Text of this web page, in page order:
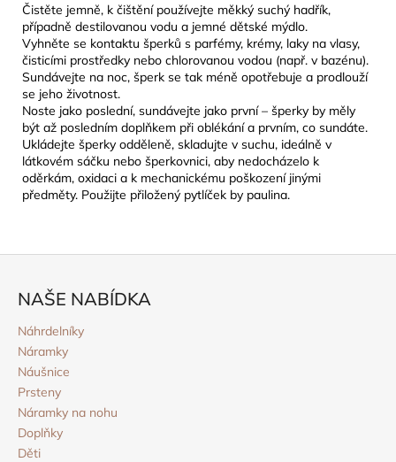
Čistěte jemně, k čištění používejte měkký suchý hadřík,
případně destilovanou vodu a jemné dětské mýdlo.
Vyhněte se kontaktu šperků s parfémy, krémy, laky na vlasy,
čisticími prostředky nebo chlorovanou vodou (např. v bazénu).
Sundávejte na noc, šperk se tak méně opotřebuje a prodlouží
se jeho životnost.
Noste jako poslední, sundávejte jako první – šperky by měly
být až posledním doplňkem při oblékání a prvním, co sundáte.
Ukládejte šperky odděleně, skladujte v suchu, ideálně v
látkovém sáčku nebo šperkovnici, aby nedocházelo k
oděrkám, oxidaci a k mechanickému poškození jinými
předměty. Použijte přiložený pytlíček by paulina.
NAŠE NABÍDKA
Náhrdelníky
Náramky
Náušnice
Prsteny
Náramky na nohu
Doplňky
Děti